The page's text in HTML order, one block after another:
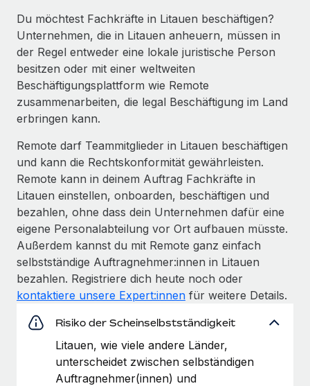
Du möchtest Fachkräfte in Litauen beschäftigen?
Unternehmen, die in Litauen anheuern, müssen in
der Regel entweder eine lokale juristische Person
besitzen oder mit einer weltweiten
Beschäftigungsplattform wie Remote
zusammenarbeiten, die legal Beschäftigung im Land
erbringen kann.
Remote darf Teammitglieder in Litauen beschäftigen
und kann die Rechtskonformität gewährleisten.
Remote kann in deinem Auftrag Fachkräfte in
Litauen einstellen, onboarden, beschäftigen und
bezahlen, ohne dass dein Unternehmen dafür eine
eigene Personalabteilung vor Ort aufbauen müsste.
Außerdem kannst du mit Remote ganz einfach
selbstständige Auftragnehmer:innen in Litauen
bezahlen. Registriere dich heute noch oder
kontaktiere unsere Expert:innen für weitere Details.
Risiko der Scheinselbstständigkeit
Litauen, wie viele andere Länder,
unterscheidet zwischen selbständigen
Auftragnehmer(innen) und